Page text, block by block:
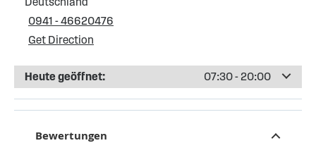
0941 - 46620476
Get Direction
Heute geöffnet: 07:30 - 20:00
Bewertungen